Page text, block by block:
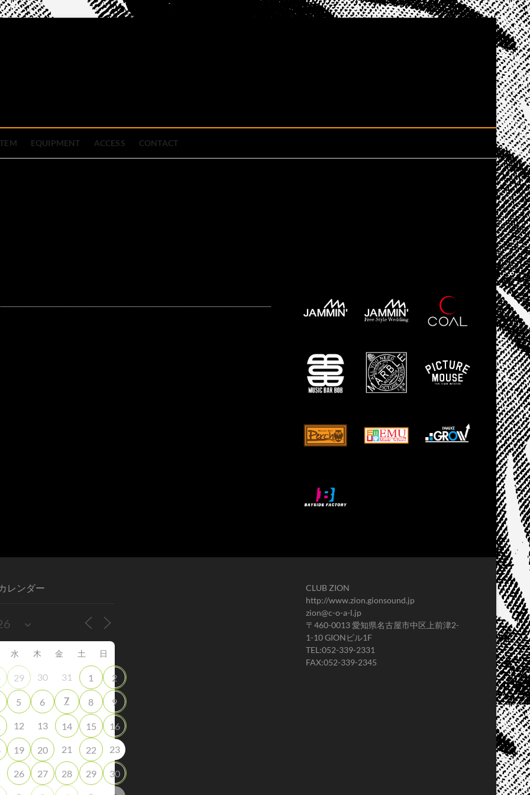
EQUIPMENT ACCESS CONTACT
レンダー
水 木 金 土 日
29 30 31 1 2
5 6 7 8 9
12 13 14 15 16
19 20 21 22 23
26 27 28 29 30
CLUB ZION
http://www.zion.gionsound.jp
zion@c-o-a-l.jp
〒460-0013 愛知県名古屋市中区上前津2-
1-10 GIONビル1F
TEL:052-339-2331
FAX:052-339-2345